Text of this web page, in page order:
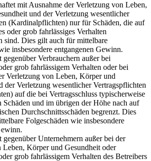
mit Ausnahme der Verletzung von Leben,
und der Verletzung wesentlicher
(Kardinalpflichten) nur für Schäden, die auf
oder grob fahrlässiges Verhalten
sind. Dies gilt auch für mittelbare
insbesondere entgangenen Gewinn.
Verbrauchern außer bei
grob fahrlässigem Verhalten oder bei
Verletzung von Leben, Körper und
der Verletzung wesentlicher Vertragspflichten
auf die bei Vertragsschluss typischerweise
Schäden und im übrigen der Höhe nach auf
Durchschnittsschäden begrenzt. Dies
Folgeschäden wie insbesondere
Unternehmern außer bei der
Leben, Körper und Gesundheit oder
grob fahrlässigem Verhalten des Betreibers